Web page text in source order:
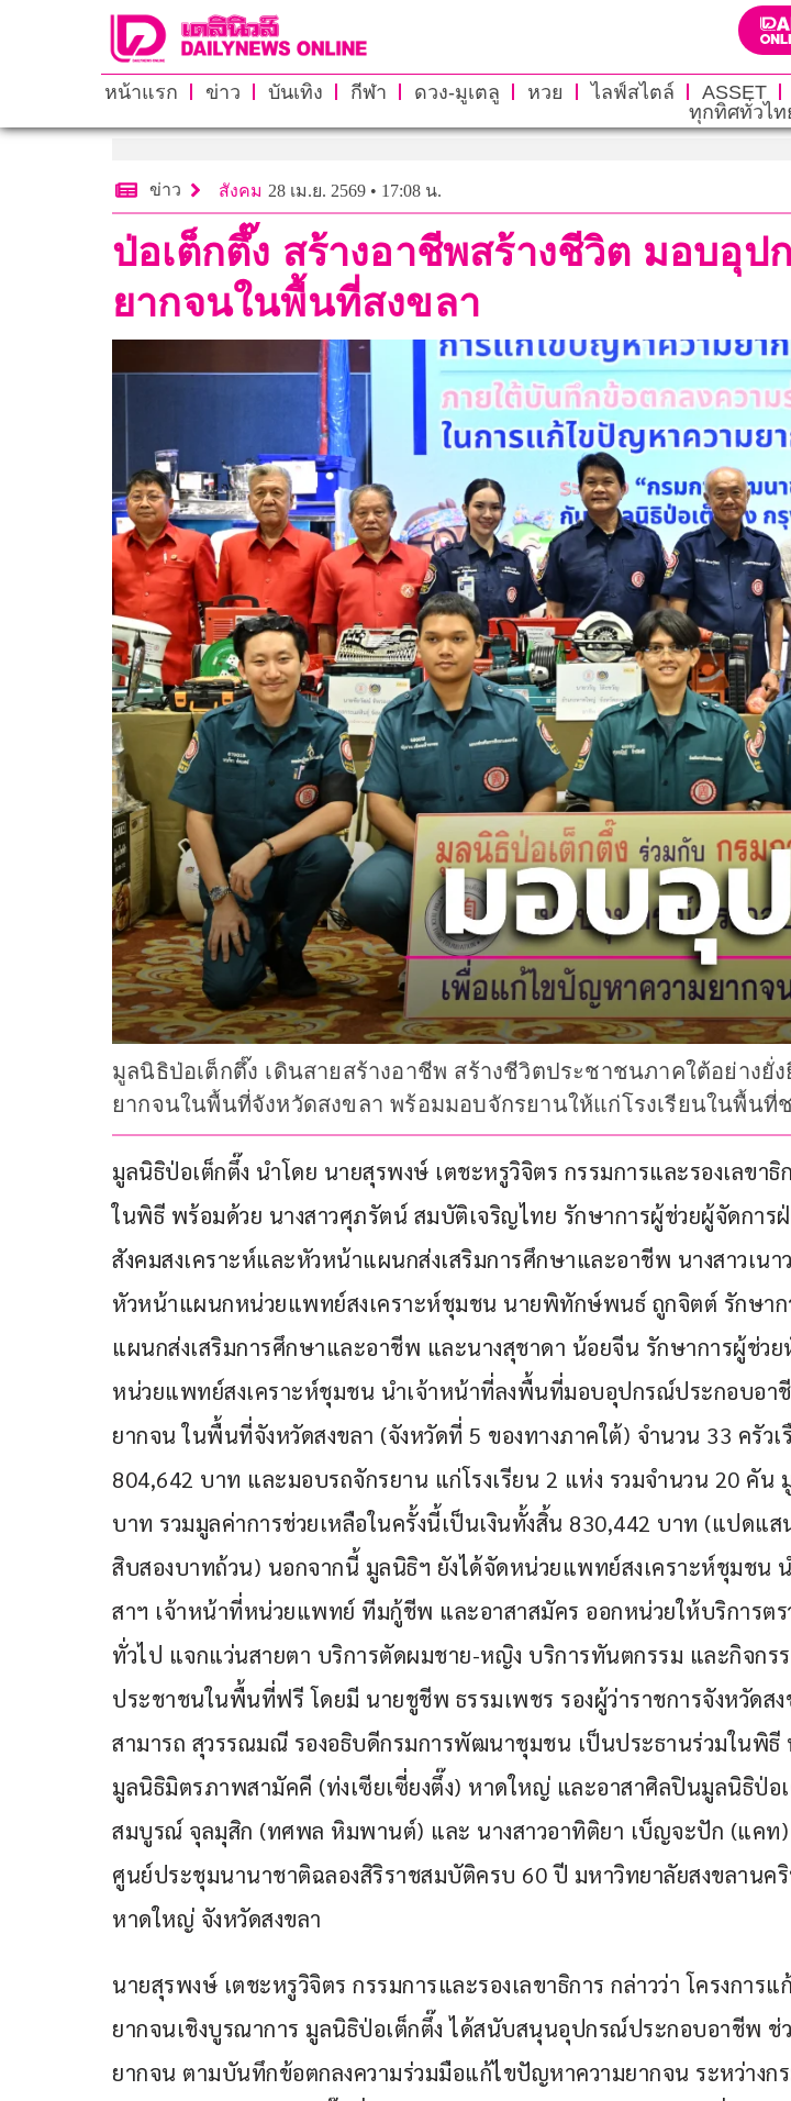
หน้าแรก ข่าว บันเทิง กีฬา ดวง-มูเตลู หวย ไลฟ์สไตล์ ASSET
ทุกทิศทั่วไท
ข่าว สังคม 28 เม.ย. 2569 • 17:08 น.
ป่อเต็กตึ๊ง สร้างอาชีพสร้างชีวิต มอบอุ
ยากจนในพื้นที่สงขลา
มูลนิธิป่อเต็กตึ๊ง เดินสายสร้างอาชีพ สร้างชีวิตประชาชนภาคใต้อย่าง
ยากจนในพื้นที่จังหวัดสงขลา พร้อมมอบจักรยานให้แก่โรงเรียนในพื้น
มูลนิธิป่อเต็กตึ๊ง นำโดย นายสุรพงษ์ เตชะหรูวิจิตร กรรมการและรองเลขาธิ
ในพิธี พร้อมด้วย นางสาวศุภรัตน์ สมบัติเจริญไทย รักษาการผู้ช่วยผู้จัดการ
สังคมสงเคราะห์และหัวหน้าแผนกส่งเสริมการศึกษาและอาชีพ นางสาวเนา
หัวหน้าแผนกหน่วยแพทย์สงเคราะห์ชุมชน นายพิทักษ์พนธ์ ถูกจิตต์ รักษาก
แผนกส่งเสริมการศึกษาและอาชีพ และนางสุชาดา น้อยจีน รักษาการผู้ช่ว
หน่วยแพทย์สงเคราะห์ชุมชน นำเจ้าหน้าที่ลงพื้นที่มอบอุปกรณ์ประกอบอา
ยากจน ในพื้นที่จังหวัดสงขลา (จังหวัดที่ 5 ของทางภาคใต้) จำนวน 33 ครัวเ
804,642 บาท และมอบรถจักรยาน แก่โรงเรียน 2 แห่ง รวมจำนวน 20 คัน
บาท รวมมูลค่าการช่วยเหลือในครั้งนี้เป็นเงินทั้งสิ้น 830,442 บาท (แปดแ
สิบสองบาทถ้วน) นอกจากนี้ มูลนิธิฯ ยังได้จัดหน่วยแพทย์สงเคราะห์ชุมชน
สาฯ เจ้าหน้าที่หน่วยแพทย์ ทีมกู้ชีพ และอาสาสมัคร ออกหน่วยให้บริการตร
ทั่วไป แจกแว่นสายตา บริการตัดผมชาย-หญิง บริการทันตกรรม และกิจกร
ประชาชนในพื้นที่ฟรี โดยมี นายชูชีพ ธรรมเพชร รองผู้ว่าราชการจังหวัดส
สามารถ สุวรรณมณี รองอธิบดีกรมการพัฒนาชุมชน เป็นประธานร่วมในพิ
มูลนิธิมิตรภาพสามัคคี (ท่งเซียเซี่ยงตึ๊ง) หาดใหญ่ และอาสาศิลปินมูลนิธิป่อ
สมบูรณ์ จุลมุสิก (ทศพล หิมพานต์) และ นางสาวอาทิติยา เบ็ญจะปัก (แคท
ศูนย์ประชุมนานาชาติฉลองสิริราชสมบัติครบ 60 ปี มหาวิทยาลัยสงขลานค
หาดใหญ่ จังหวัดสงขลา
นายสุรพงษ์ เตชะหรูวิจิตร กรรมการและรองเลขาธิการ กล่าวว่า โครงการ
ยากจนเชิงบูรณาการ มูลนิธิป่อเต็กตึ๊ง ได้สนับสนุนอุปกรณ์ประกอบอาชีพ ช่ว
ยากจน ตามบันทึกข้อตกลงความร่วมมือแก้ไขปัญหาความยากจน ระหว่าง